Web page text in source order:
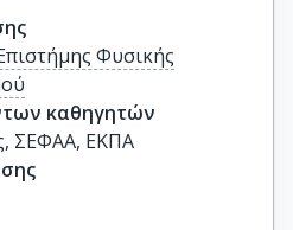
Φυσικής
καθηγητών
ΣΕΦΑΑ, ΕΚΠΑ